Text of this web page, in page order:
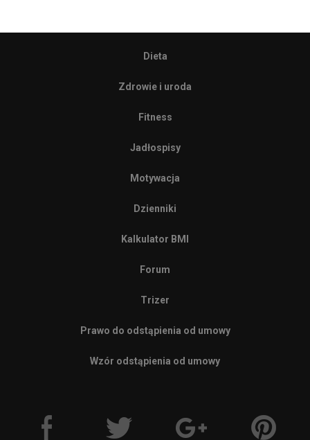
Dieta
Zdrowie i uroda
Fitness
Jadłospisy
Motywacja
Dzienniki
Kalkulator BMI
Forum
Trizer
Prawo do odstąpienia od umowy
Wzór odstąpienia od umowy